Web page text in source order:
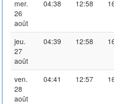
mer.
26
août
04:38 12:58
jeu.
27
août
04:39 12:58
ven.
28
août
04:41 12:57